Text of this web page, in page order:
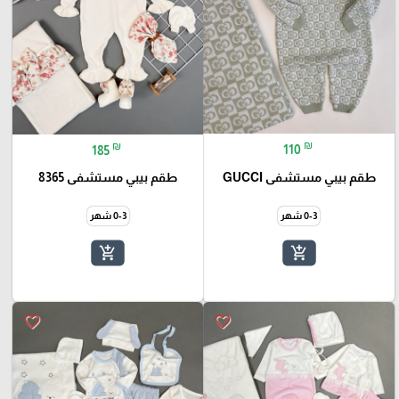
110 ₪
طقم بيبي مستشفى GUCCI
0-3 شهر
add_shopping_cart
185 ₪
طقم بيبي مستشفى 8365
0-3 شهر
add_shopping_cart
favorite_border
favorite_border